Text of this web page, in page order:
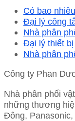
Có bao
Đại lý công
Nhà phân
Đại lý thiết
Nhà phân
Công ty Phan
Nhà phân phối
những thương
Đông,